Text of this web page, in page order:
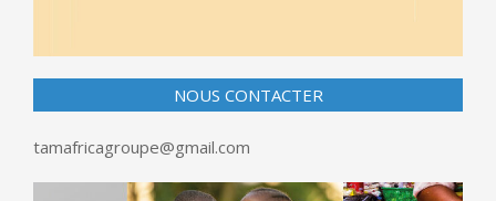
NOUS CONTACTER
tamafricagroupe@gmail.com